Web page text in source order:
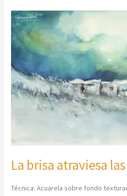
La brisa atraviesa
Técnica: Acuarela sobre fondo
La
brisa
atraviesa
las
casas